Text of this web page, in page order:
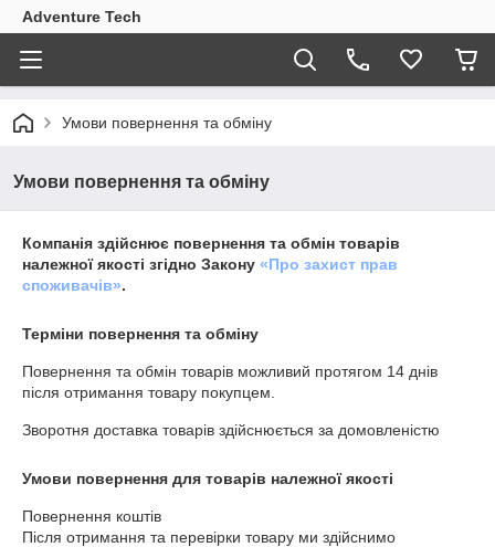
Adventure Tech
Умови повернення та обміну
Умови повернення та обміну
Компанія здійснює повернення та обмін товарів
належної якості згідно Закону «Про захист прав
споживачів».
Терміни повернення та обміну
Повернення та обмін товарів можливий протягом 14 днів
після отримання товару покупцем.
Зворотня доставка товарів здійснюється за домовленістю
Умови повернення для товарів належної якості
Повернення коштів
Після отримання та перевірки товару ми здійснимо